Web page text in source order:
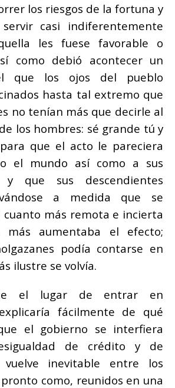
los riesgos de la fortuna y
casi indiferentemente
les fuese favorable o
como debió acontecer un
que los ojos del pueblo
hasta tal extremo que
no tenían más que decirle al
los hombres: sé grande tú y
que el acto le pareciera
el mundo así como a sus
y que sus descendientes
a medida que se
cuanto más remota e incierta
más aumentaba el efecto;
podía contarse en
ilustre se volvía.
el lugar de entrar en
fácilmente de qué
el gobierno se interfiera
de crédito y de
inevitable entre los
como, reunidos en una